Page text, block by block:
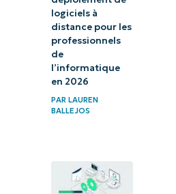
logiciels à
distance pour les
professionnels
de
l’informatique
en 2026
PARLAUREN
BALLEJOS